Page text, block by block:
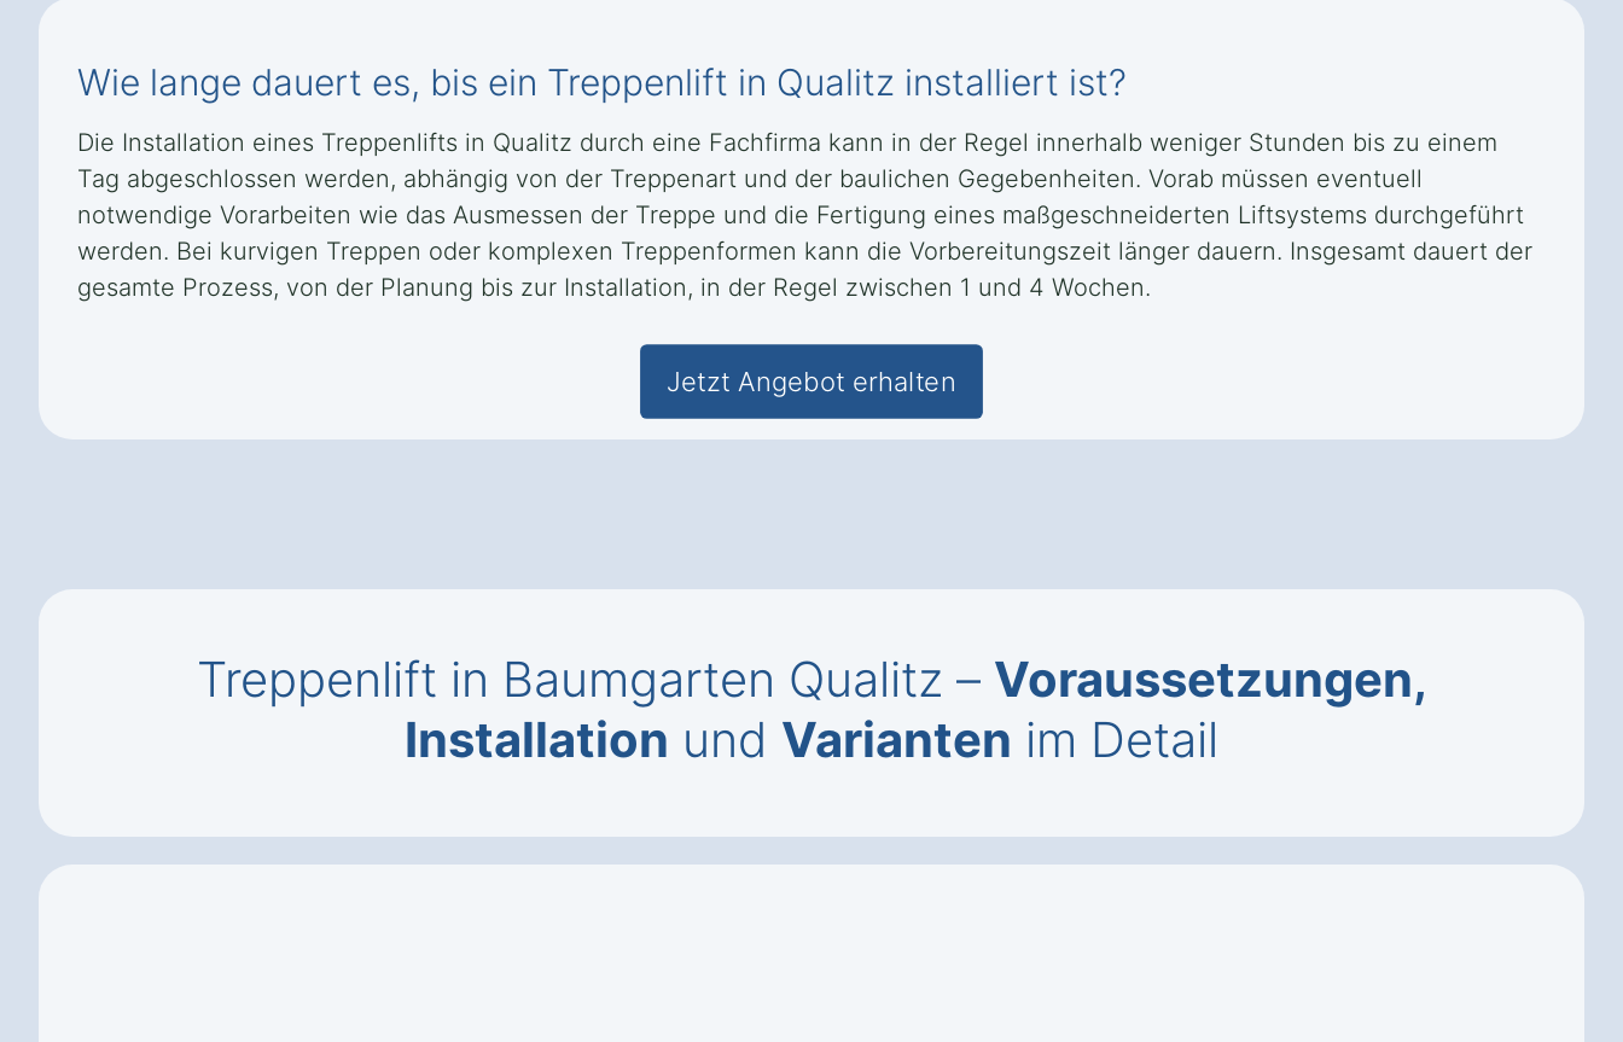
Wie lange dauert es, bis ein Treppenlift in Qualitz installiert ist?
Die Installation eines Treppenlifts in Qualitz durch eine Fachfirma kann in der Regel innerhalb weniger Stunden bis zu einem
Tag abgeschlossen werden, abhängig von der Treppenart und der baulichen Gegebenheiten. Vorab müssen eventuell
notwendige Vorarbeiten wie das Ausmessen der Treppe und die Fertigung eines maßgeschneiderten Liftsystems durchgeführt
werden. Bei kurvigen Treppen oder komplexen Treppenformen kann die Vorbereitungszeit länger dauern. Insgesamt dauert der
gesamte Prozess, von der Planung bis zur Installation, in der Regel zwischen 1 und 4 Wochen.
Jetzt Angebot erhalten
Treppenlift in Baumgarten Qualitz – Voraussetzungen,
Installation und Varianten im Detail